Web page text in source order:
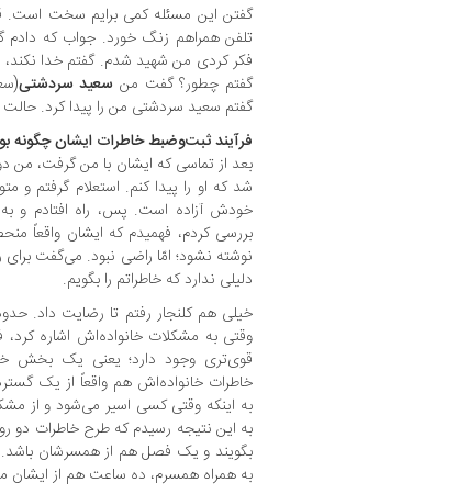
گفتن این مسئله کمی برایم سخت است.
تلفن همراهم زنگ خورد. جواب که
فکر کردی من شهید شدم. گفتم خدا
گفتم چطور؟ گفت من سعید سردشتی
گفتم سعید سردشتی من را پیدا کرد.
فرآیند ثبت‌وضبط خاطرات ایشان چگونه
بعد از تماسی که ایشان با من گرفت،
شد که او را پیدا کنم. استعلام گرفتم
خودش آزاده است. پس، راه افتادم و
بررسی کردم، فهمیدم که ایشان واقعاً
نوشته نشود؛ امّا راضی نبود. می‌گفت
دلیلی ندارد که خاطراتم را بگویم.
خیلی هم کلنجار رفتم تا رضایت داد.
وقتی به مشکلات خانواده‌اش اشاره
قوی‌تری وجود دارد؛ یعنی یک بخش
خاطرات خانواده‌اش هم واقعاً از یک
به اینکه وقتی کسی اسیر می‌شود و از
به این نتیجه رسیدم که طرح خاطرات دو
بگویند و یک فصل هم از همسرشان باشد.
به همراه همسرم، ده ساعت هم از ایشان